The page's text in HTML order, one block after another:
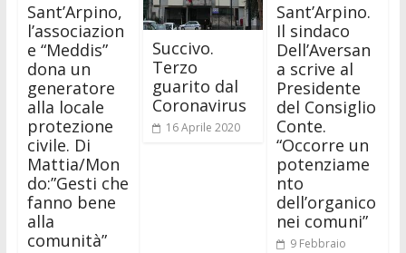
Sant’Arpino,
l’associazion
e “Meddis”
dona un
generatore
alla locale
protezione
civile. Di
Mattia/Mon
do:”Gesti che
fanno bene
alla
comunità”
Succivo.
Terzo
guarito dal
Coronavirus
16 Aprile 2020
Sant’Arpino.
Il sindaco
Dell’Aversan
a scrive al
Presidente
del Consiglio
Conte.
“Occorre un
potenziame
nto
dell’organico
nei comuni”
9 Febbraio